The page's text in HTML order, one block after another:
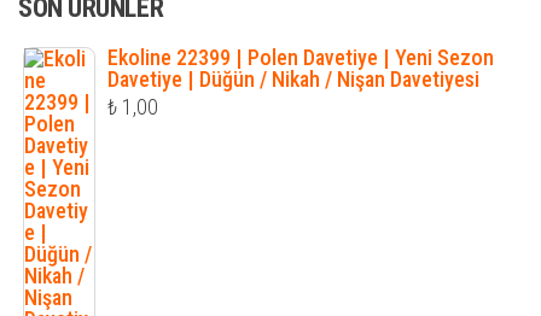
SON ÜRÜNLER
Ekoline 22399 | Polen Davetiye | Yeni Sezon
Davetiye | Düğün / Nikah / Nişan Davetiyesi
₺ 1,00